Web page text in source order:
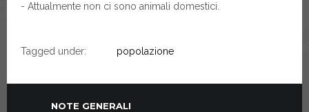
- Attualmente non ci sono animali domestici.
Tagged under: popolazione
NOTE GENERALI